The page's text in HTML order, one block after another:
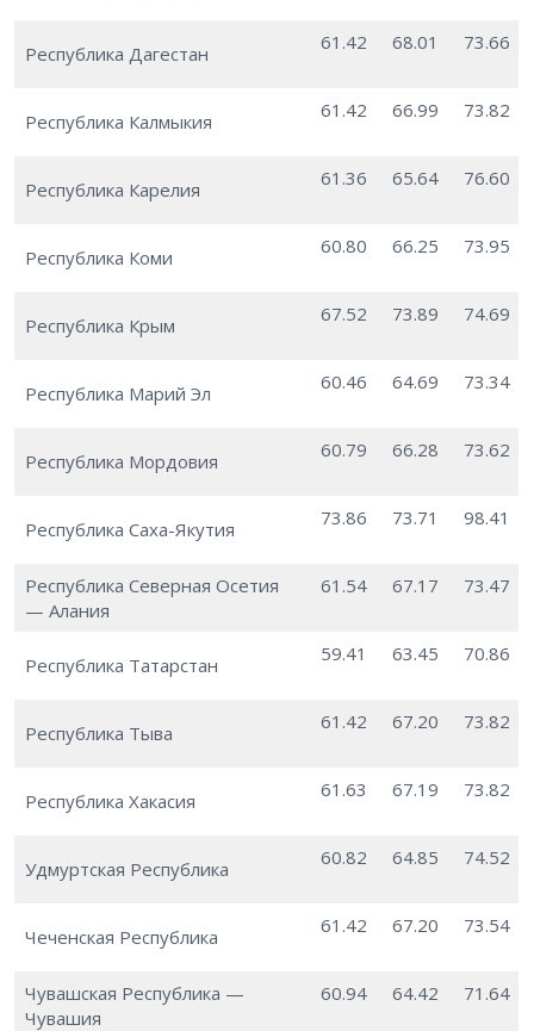
Республика Дагестан 61.42 68.01 73.66
Республика Калмыкия 61.42 66.99 73.82
Республика Карелия 61.36 65.64 76.60
Республика Коми 60.80 66.25 73.95
Республика Крым 67.52 73.89 74.69
Республика Марий Эл 60.46 64.69 73.34
Республика Мордовия 60.79 66.28 73.62
Республика Саха-Якутия 73.86 73.71 98.41
Республика Северная Осетия
— Алания
61.54 67.17 73.47
Республика Татарстан 59.41 63.45 70.86
Республика Тыва 61.42 67.20 73.82
Республика Хакасия 61.63 67.19 73.82
Удмуртская Республика 60.82 64.85 74.52
Чеченская Республика 61.42 67.20 73.54
Чувашская Республика —
Чувашия
60.94 64.42 71.64